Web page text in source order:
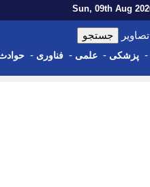
تصاویر
- پزشکی - علمی - فناوری -